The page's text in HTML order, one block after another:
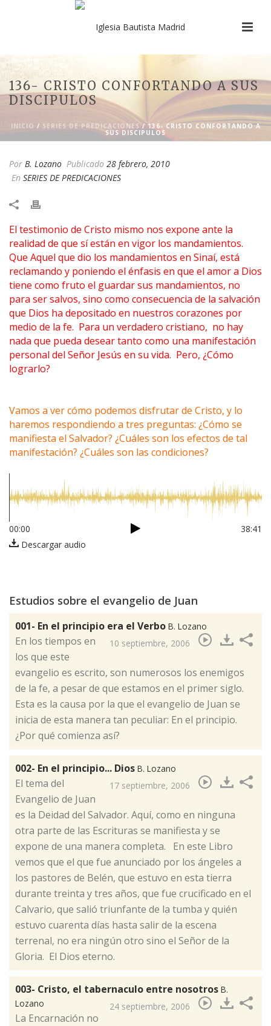
136- CRISTO CONFORTANDO A SUS
DISCIPULOS
INICIO / SERIES DE PREDICACIONES / 136- CRISTO CONFORTANDO A
SUS DISCIPULOS
Por B. Lozano Publicado 28 febrero, 2010
En SERIES DE PREDICACIONES
​El testimonio de Cristo mismo nos expone ante la
realidad de que sí están en vigor los mandamientos.
Que Aquel que dio los mandamientos en Sinaí, está
reclamando y poniendo el énfasis en que el amor a Dios
tiene como fruto el guardar sus mandamientos, no
para ser salvos, sino como consecuencia de la salvación
que Dios ha depositado en nuestros corazones por
medio de la fe. Para un verdadero cristiano, no hay
nada que pueda desear tanto como una manifestación
personal del Señor Jesús en su vida. Pero, ¿Cómo
lograrlo?
Vamos a ver cómo podemos disfrutar de Cristo, y lo
haremos respondiendo a tres preguntas: ¿Cómo se
manifiesta el Salvador? ¿Cuáles son los efectos de tal
manifestación? ¿Cuáles son las condiciones?
00:00
38:41
Descargar audio
Estudios sobre el evangelio de Juan
001- En el principio era el Verbo B. Lozano
10 septiembre, 2006
​En los tiempos en
los que este
evangelio es escrito, son numerosos los enemigos
de la fe, a pesar de que estamos en el primer siglo.
Esta es la causa por la que el evangelio de Juan se
inicia de esta manera tan peculiar: En el principio.
¿Por qué comienza así?
002- En el principio... Dios B. Lozano
17 septiembre, 2006
​El tema del
Evangelio de Juan
es la Deidad del Salvador. Aquí, como en ninguna
otra parte de las Escrituras se manifiesta y se
expone de una manera completa. En este Libro
vemos que el que fue anunciado por los ángeles a
los pastores de Belén, que estuvo en esta tierra
durante treinta y tres años, que fue crucificado en el
Calvario, que salió triunfante de la tumba y quién
estuvo cuarenta días hasta salir de la escena
terrenal, no era ningún otro sino el Señor de la
Gloria. El Dios eterno.
003- Cristo, el tabernaculo entre nosotros B.
Lozano
24 septiembre, 2006
​La Encarnación no